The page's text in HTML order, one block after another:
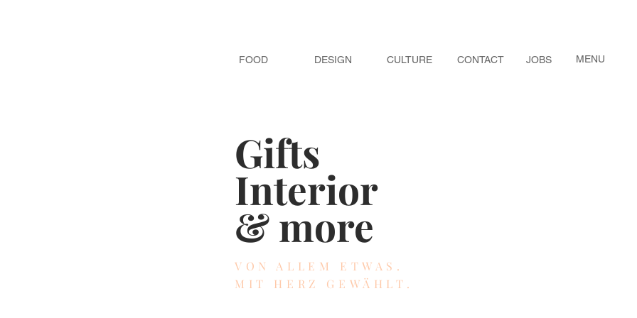
FOOD DESIGN CULTURE CONTACT JOBS MENU
Gifts
Interior
& more
VON ALLEM ETWAS.
MIT HERZ GEWÄHLT.